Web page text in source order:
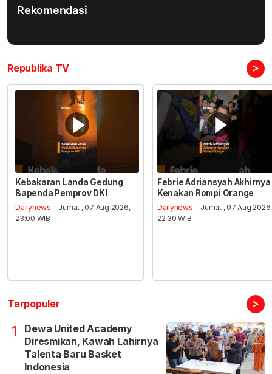
Rekomendasi
Republika TV >
Kebakaran Landa Gedung
Bapenda Pemprov DKI
Dailynews - Jumat , 07 Aug 2026,
23:00 WIB
Febrie Adriansyah Akhirnya
Kenakan Rompi Orange
Dailynews - Jumat , 07 Aug 2026,
22:30 WIB
Terpopuler >
1
Dewa United Academy
Diresmikan, Kawah Lahirnya
Talenta Baru Basket
Indonesia